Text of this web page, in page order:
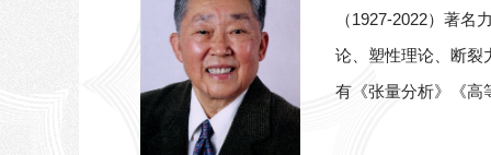
（1927-2022）著
论、塑性理论、断裂
有《张量分析》《高